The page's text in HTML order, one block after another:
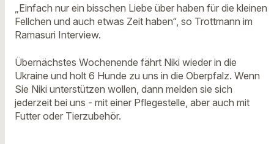
„Einfach nur ein bisschen Liebe über haben für die kleinen
Fellchen und auch etwas Zeit haben“, so Trottmann im
Ramasuri Interview.
Übernächstes Wochenende fährt Niki wieder in die
Ukraine und holt 6 Hunde zu uns in die Oberpfalz. Wenn
Sie Niki unterstützen wollen, dann melden sie sich
jederzeit bei uns - mit einer Pflegestelle, aber auch mit
Futter oder Tierzubehör.